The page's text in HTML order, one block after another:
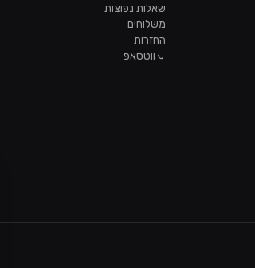
שאלות נפוצות
משלוחים
החזרות
ווטסאפ